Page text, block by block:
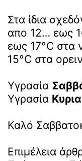
Στα ίδια
απο 12… εως
εως 17°C στα
15°C στα
Υγρασία
Υγρασία
Καλό
Επιμέλεια